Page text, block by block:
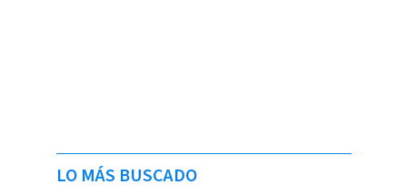
LO MÁS BUSCADO